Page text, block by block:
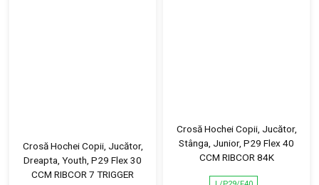
Crosă Hochei Copii, Jucător,
Dreapta, Youth, P29 Flex 30
CCM RIBCOR 7 TRIGGER
Crosă Hochei Copii, Jucător,
Stânga, Junior, P29 Flex 40
CCM RIBCOR 84K